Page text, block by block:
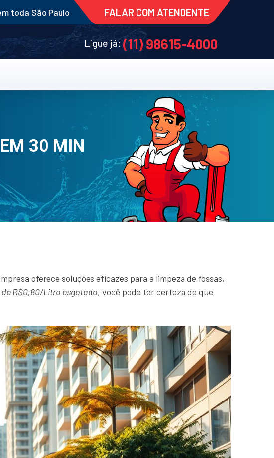
toda São Paulo FALAR COM ATENDENTE
Ligue já:(11) 98615-4000
30 MIN
oferece soluções eficazes para a limpeza de fossas,
R$0,80/Litro esgotado, você pode ter certeza de que